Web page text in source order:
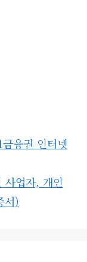
융권 인터넷
사업자, 개인
서)